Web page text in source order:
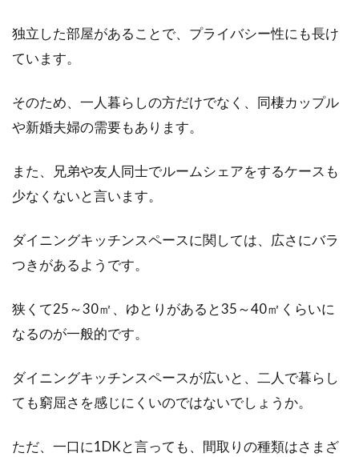
ゴミ箱問題を解決！
キッチンにはいろいろなものが収納されていま
住宅の建て替えとリフォームで迷
何十年と住み続けた家が住みづらくなってきた
マンションを新築で探す！神奈川県
独立した部屋があることで、プライバシー性にも長け
ています。
そのため、一人暮らしの方だけでなく、同棲カップル
や新婚夫婦の需要もあります。
また、兄弟や友人同士でルームシェアをするケースも
少なくないと言います。
ダイニングキッチンスペースに関しては、広さにバラ
つきがあるようです。
狭くて25～30㎡、ゆとりがあると35～40㎡くらいに
なるのが一般的です。
ダイニングキッチンスペースが広いと、二人で暮らし
ても窮屈さを感じにくいのではないでしょうか。
ただ、一口に1DKと言っても、間取りの種類はさまざ